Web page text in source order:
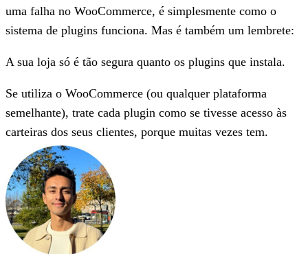
uma falha no WooCommerce, é simplesmente como o
sistema de plugins funciona. Mas é também um lembrete:
A sua loja só é tão segura quanto os plugins que instala.
Se utiliza o WooCommerce (ou qualquer plataforma
semelhante), trate cada plugin como se tivesse acesso às
carteiras dos seus clientes, porque muitas vezes tem.